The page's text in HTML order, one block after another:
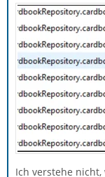
Ich verstehe